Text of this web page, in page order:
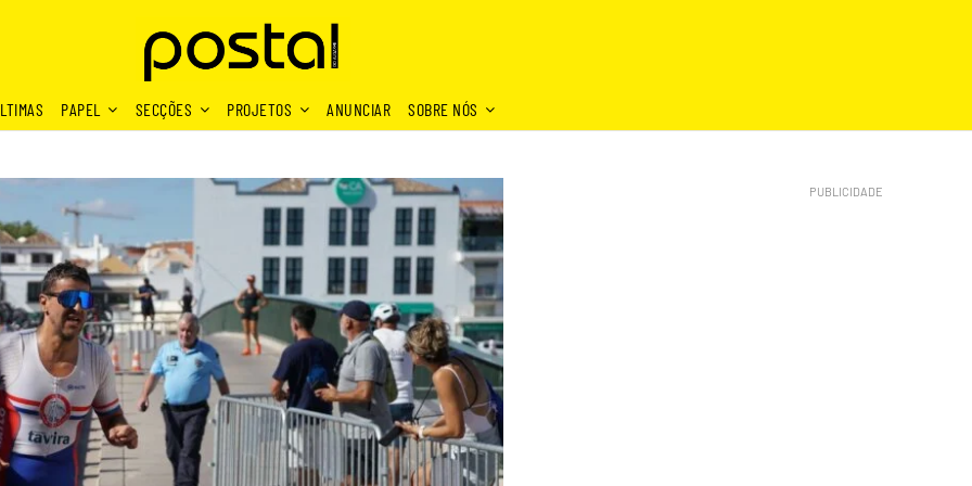
PAPEL SECÇÕES PROJETOS ANUNCIAR SOBRE NÓS